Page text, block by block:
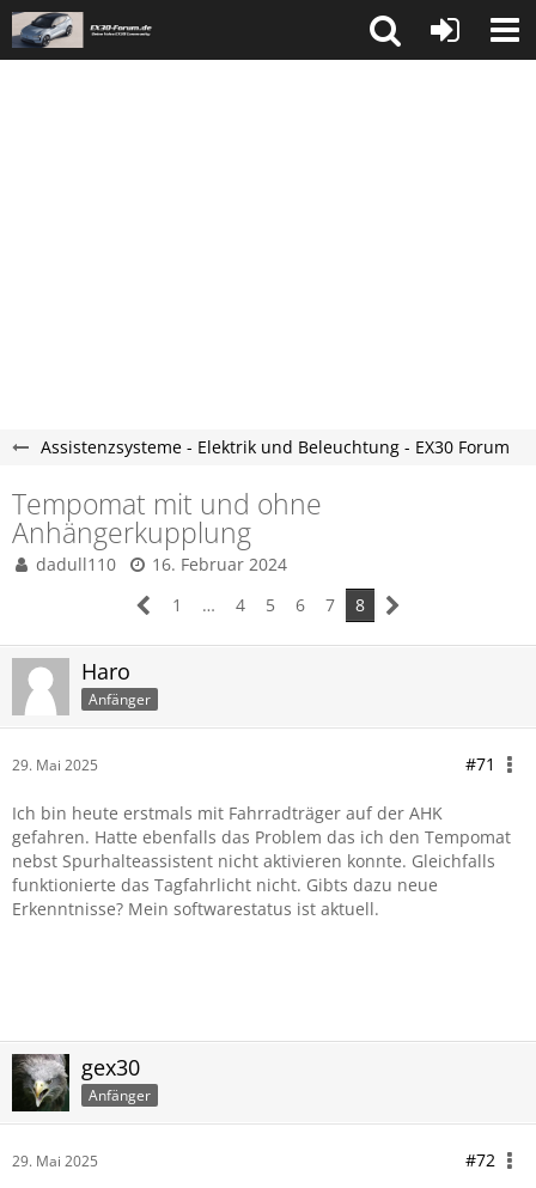
Assistenzsysteme - Elektrik und Beleuchtung - EX30 Forum
Tempomat mit und ohne
Anhängerkupplung
dadull110
16. Februar 2024
1
… 4 5 6 7 8
Haro
Anfänger
29. Mai 2025 #71
Ich bin heute erstmals mit Fahrradträger auf der AHK
gefahren. Hatte ebenfalls das Problem das ich den Tempomat
nebst Spurhalteassistent nicht aktivieren konnte. Gleichfalls
funktionierte das Tagfahrlicht nicht. Gibts dazu neue
Erkenntnisse? Mein softwarestatus ist aktuell.
gex30
Anfänger
29. Mai 2025 #72